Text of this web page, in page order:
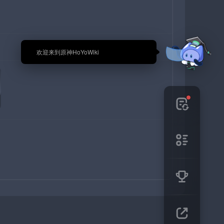
🎉 欢迎来到原神HoYoWiki